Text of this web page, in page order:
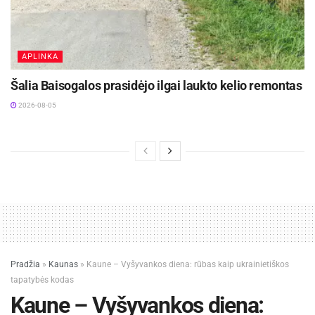
Kauno miesto savivaldybė
APLINKA
Šalia Baisogalos prasidėjo ilgai laukto kelio remontas
2026-08-05
Pradžia » Kaunas » Kaune – Vyšyvankos diena: rūbas kaip ukrainietiškos
tapatybės kodas
Kaune – Vyšyvankos diena: